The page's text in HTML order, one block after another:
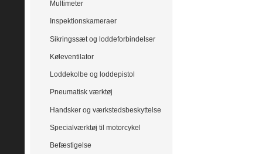
Multimeter
Inspektionskameraer
Sikringssæt og loddeforbindelser
Køleventilator
Loddekolbe og loddepistol
Pneumatisk værktøj
Handsker og værkstedsbeskyttelse
Specialværktøj til motorcykel
Befæstigelse